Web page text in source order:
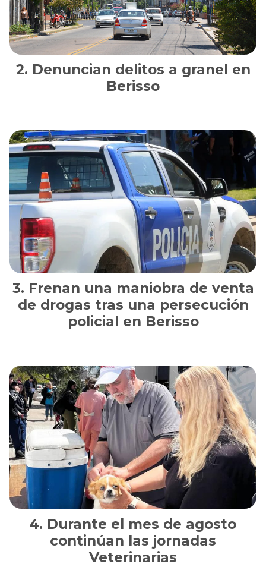
Denuncian delitos a granel en
Berisso
Frenan una maniobra de venta
de drogas tras una persecución
policial en Berisso
Durante el mes de agosto
continúan las jornadas
Veterinarias